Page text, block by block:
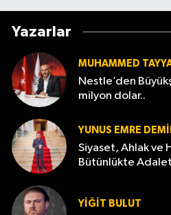
Yazarlar
MUHAMMED
Nestle’den
milyon dolar..
YUNUS EMRE
Siyaset, Ahlak ve
Bütünlükte
YİĞİT BULUT